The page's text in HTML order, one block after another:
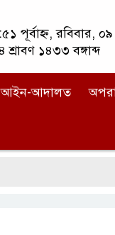
পূর্বাহ্ন, রবিবার,
শ্রাবণ ১৪৩৩ বঙ্গাব্দ
আইন-আদালত